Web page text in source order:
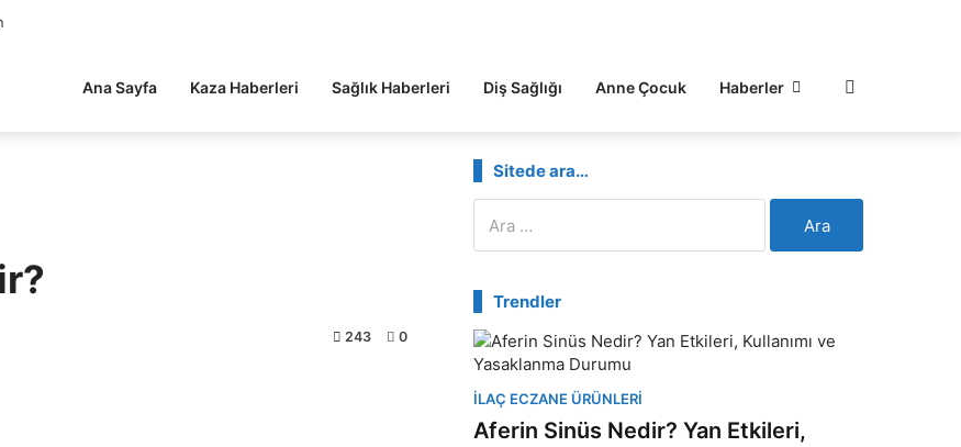
Ana Sayfa Kaza Haberleri Sağlık Haberleri Diş Sağlığı Anne Çocuk Haberler
243 0
Sitede ara…
Trendler
İLAÇ ECZANE ÜRÜNLERI
Aferin Sinüs Nedir? Yan Etkileri,